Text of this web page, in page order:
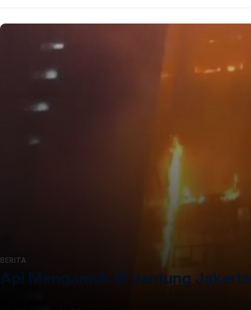
BERITA
Api Mengamuk di Jantung Jakarta